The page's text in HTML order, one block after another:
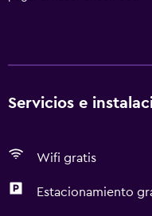
Servicios e
Wifi gratis
Estacionamiento